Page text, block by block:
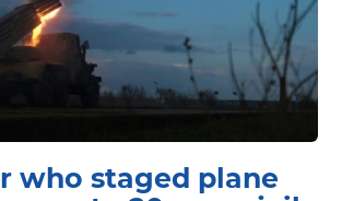
who staged plane